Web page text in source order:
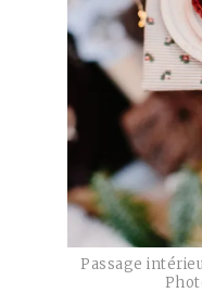
Passage